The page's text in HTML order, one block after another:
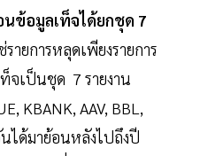
ข้อมูลเท็จได้ยกชุด 7
รายการหลุดเพียงรายการ
จเป็นชุด 7 รายงาน
KBANK, AAV, BBL,
นได้มาย้อนหลังไปถึงปี